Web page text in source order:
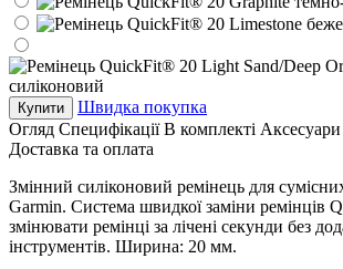
Купити
Швидка покупка
Огляд Специфікації В комплекті Аксесуари
Доставка та оплата
Змінний силіконовий ремінець для
Garmin. Система швидкої заміни ремінців
змінювати ремінці за лічені секунди без
інструментів. Ширина: 20 мм.